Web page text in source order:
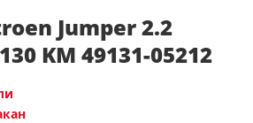
Jumper 2.2
KM 49131-05212